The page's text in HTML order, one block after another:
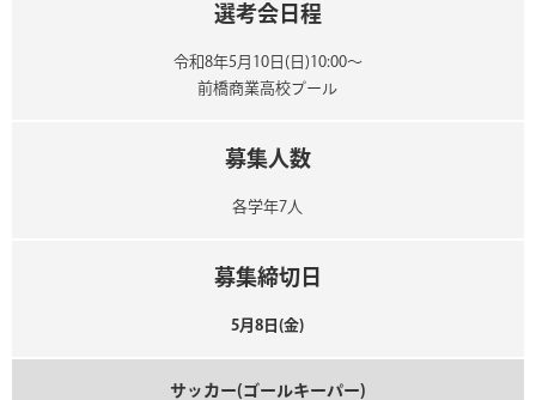
選考会日程
令和8年5月10日(日)10:00～
前橋商業高校プール
募集人数
各学年7人
募集締切日
5月8日(金)
サッカー(ゴールキーパー)